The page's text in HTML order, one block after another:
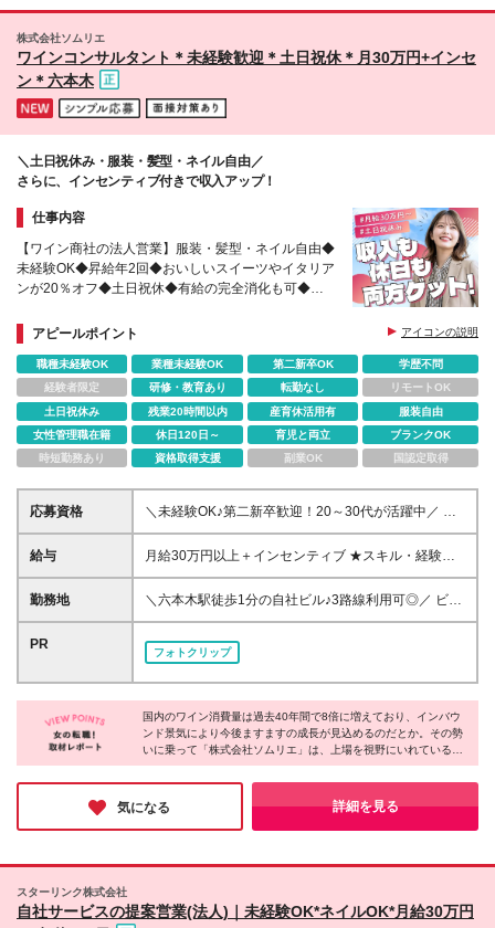
す。
株式会社ソムリエ
ワインコンサルタント＊未経験歓迎＊⼟⽇祝休＊⽉30万円+インセ
ン＊六本⽊
＼⼟⽇祝休み・服装・髪型・ネイル⾃由／
さらに、インセンティブ付きで収⼊アップ！
仕事内容
【ワイン商社の法人営業】服装・髪型・ネイル自由◆
未経験OK◆昇給年2回◆おいしいスイーツやイタリア
ンが20％オフ◆土日祝休◆有給の完全消化も可◆産
アピールポイント
アイコンの説明
職種未経験OK 業種未経験OK 第二新卒OK
学歴不問
経験者限定
研修・教育あり 転勤なし
リモートOK
土日祝休み
残業20時間以内 産育休活用有
服装自由
女性管理職在籍
休日120日～ 育児と両立
ブランクOK
時短勤務あり
資格取得支援 副業OK 国認定取得
応募資格
＼未経験OK♪第二新卒歓迎！20～30代が活躍中／ ★
人柄重視の採用です！ ■経験不問 ■高卒以上 ≪こんな
方もぜひご応募ください≫ □ワインに興味はあるけ
き □これから成長する会社で働きたい □飲食店や販
売・接客、営業の経験を活かしたい □食べ物や飲み物
給与
月給30万円以上＋インセンティブ ★スキル・経験を
考慮の上、優遇します ★上記月給は固定残業代月30
時間分(月4万5千円以上)を含みます ★上記月給は営業
支給されます ★試用期間3カ月(雇用形態や給与、福利
ので、頑張った分だけ収入アップ！トップ層の社員は
平均年間で100万円以上のインセンティブを獲得して
います！
勤務地
＼六本木駅徒歩1分の自社ビル♪3路線利用可◎／ ビル
の1F・2Fには自社運営のパティスリーやブーランジ
ェリー、イタリアン、ステーキ専門店が。20％OFFで
利用できます！ ★直行直帰もOK ■本社 東京都港区六
本木6-1-20 六本木電気ビルディング3階
PR
フォトクリップ
国内のワイン消費量は過去40年間で8倍に増えており、インバウ
ンド景気により今後ますますの成長が見込めるのだとか。その勢
いに乗って「株式会社ソムリエ」は、上場を視野にいれているそ
うです。しかも女性比率が多く、有給の完全消化もできるなど働
きやすさもバツグン。ぜひ同社で働きがいや満足できる環境を手
に入れてはいかがでしょうか。
気になる 詳細を見る
スターリンク株式会社
自社サービスの提案営業(法人)｜未経験OK*ネイルOK*月給30万円